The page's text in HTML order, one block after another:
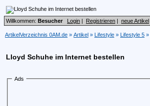
Willkommen: Besucher Login | Registrieren | neue Artikel
ArtikelVerzeichnis 0AM.de » Artikel » Lifestyle » Lifestyle 5 »
Lloyd Schuhe im Internet bestellen
Ads